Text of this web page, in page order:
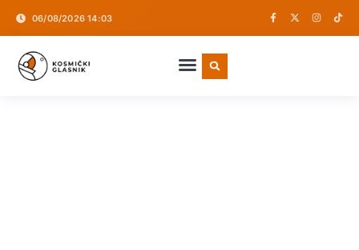
06/08/2026 14:03